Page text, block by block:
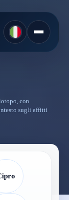
con
sugli affitti